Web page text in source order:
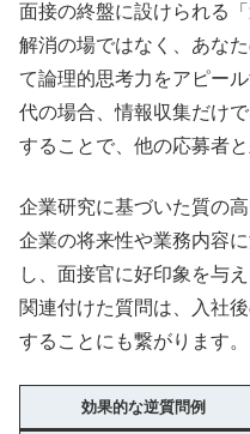
面接の終盤に設けられる
解消の場ではなく、あな
て論理的思考力をアピー
代の場合、情報収集だけ
することで、他の応募者
企業研究に基づいた質の
企業の将来性や業務内容
し、面接官に好印象を与
関連付けた質問は、入社
することにも繋がります。
効果的な逆質問例